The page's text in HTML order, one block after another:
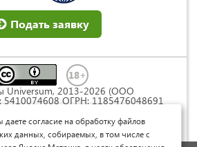
Подать заявку
Universum, 2013-2026 (ООО
ОГРН: 1185476048691
(«Атрибуция») 4.0
даете согласие на обработку файлов
данных, собираемых, в том числе с